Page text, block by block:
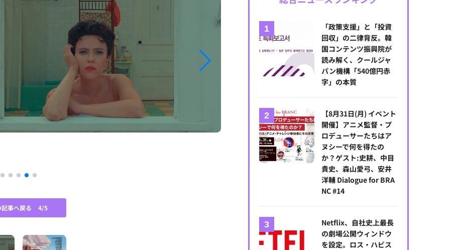
事へ戻る 4/5
「政策支援」と「投資
回収」の二律背反。韓
国コンテンツ振興院が
読み解く、クールジャ
パン機構「540億円赤
字」の本質
【8月31日(月) イベント
開催】アニメ監督・プ
ロデューサーたちはア
ヌシーで何を得たの
か？ゲスト:史耕、中目
貴史、森山愛弓、安井
洋輔 Dialogue for BRA
NC #14
Netflix、自社史上最長
の劇場公開ウィンドウ
を設定。ロス・ハビス